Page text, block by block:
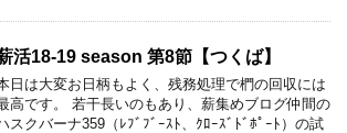
活18-19 season 第8節【つくば】
日は大変お日柄もよく、残務処理で椚の回収には
高です。 若干長いのもあり、薪集めブログ仲間の
スクバーナ359（ﾚﾌﾞﾌﾞｰｽﾄ、ｸﾛｰｽﾞﾄﾞﾎﾟｰﾄ）の試